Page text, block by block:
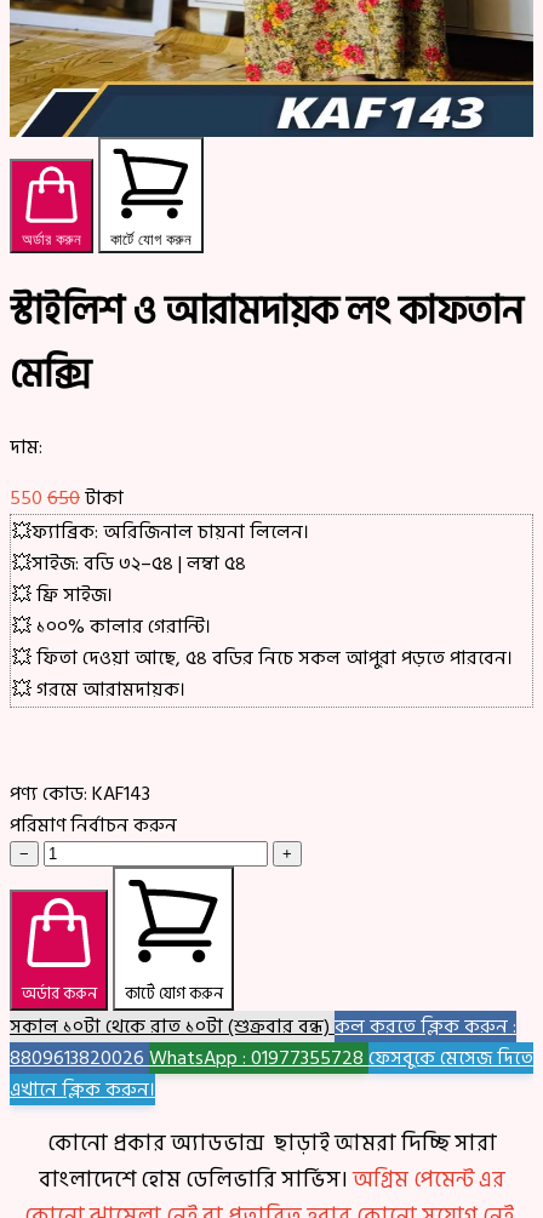
অর্ডার করুন কার্টে যোগ করুন
স্টাইলিশ ও আরামদায়ক লং কাফতান
মেক্সি
দাম:
550650টাকা
💥ফ্যাব্রিক: অরিজিনাল চায়না লিলেন।
💥সাইজ: বডি ৩২–৫৪ | লম্বা ৫৪
💥 ফ্রি সাইজ।
💥 ১০০% কালার গেরান্টি।
💥 ফিতা দেওয়া আছে, ৫৪ বডির নিচে সকল আপুরা পড়তে পারবেন।
💥 গরমে আরামদায়ক।
পণ্য কোড:KAF143
পরিমাণ নির্বাচন করুন
− +
অর্ডার করুন কার্টে যোগ করুন
সকাল ১০টা থেকে রাত ১০টা (শুক্রবার বন্ধ)কল করতে ক্লিক করুন :
8809613820026WhatsApp : 01977355728ফেসবুকে মেসেজ দিতে
এখানে ক্লিক করুন।
কোনো প্রকার অ্যাডভান্স ছাড়াই আমরা দিচ্ছি সারা
বাংলাদেশে হোম ডেলিভারি সার্ভিস।অগ্রিম পেমেন্ট এর